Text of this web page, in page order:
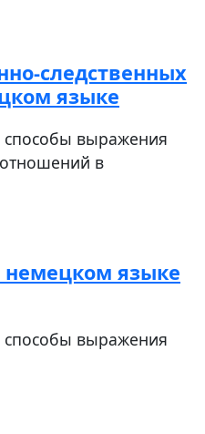
следственных
языке
способы выражения
в
языке
способы выражения